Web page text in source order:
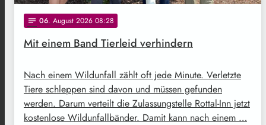
notes 06. August 2026 08:28
Mit einem Band Tierleid verhindern
Nach einem Wildunfall zählt oft jede Minute. Verletzte
Tiere schleppen sind davon und müssen gefunden
werden. Darum verteilt die Zulassungstelle Rottal-Inn jetzt
kostenlose Wildunfallbänder. Damit kann nach einem …